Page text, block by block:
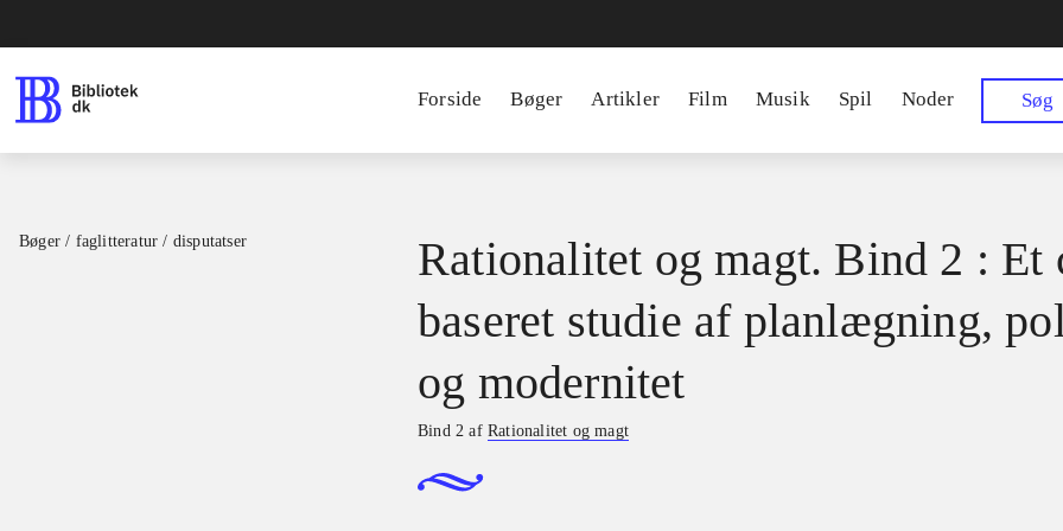
Forside Bøger Artikler Film Musik Spil Noder Søg
Bøger / faglitteratur / disputatser
Rationalitet og magt. Bind 2 : Et
baseret studie af planlægning,
og modernitet
Bind 2 afRationalitet og magt